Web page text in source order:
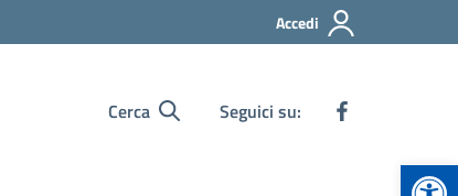
Accedi
Cerca Seguici su: